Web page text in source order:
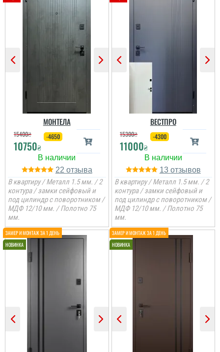
МОНТЕЛА
15400₴
10750₴
-4650
22
В квартиру / Металл 1.5 мм. / 2
контура / замки сейфовый и
под цилиндр с поворотником /
МДФ 12/10 мм. / Полотно 75
мм.
ВЕСТПРО
15300₴
11000₴
-4300
13
В квартиру / Металл 1.5 мм. / 2
контура / замки сейфовый и
под цилиндр с поворотником /
МДФ 12/10 мм. / Полотно 75
мм.